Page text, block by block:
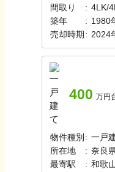
間取り
: 4LK/
築年
: 1980
売却時期 : 2024
400 万円
物件種別 : 一戸
所在地
: 奈良
最寄駅
: 和歌